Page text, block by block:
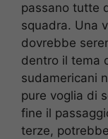
passano tutte
squadra. Una
dovrebbe
dentro il tema
sudamericani
pure voglia di
fine il
terze,